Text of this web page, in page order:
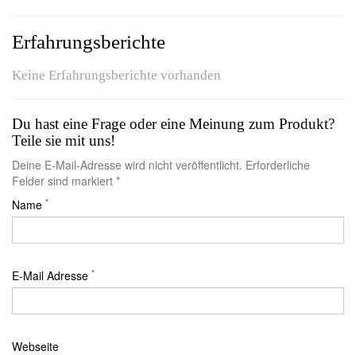
Erfahrungsberichte
Keine Erfahrungsberichte vorhanden
Du hast eine Frage oder eine Meinung zum Produkt?
Teile sie mit uns!
Deine E-Mail-Adresse wird nicht veröffentlicht. Erforderliche
Felder sind markiert *
Name *
E-Mail Adresse *
Webseite